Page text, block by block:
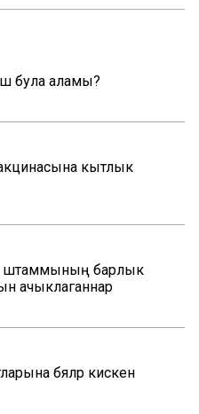
була аламы?
кытлык
штаммының барлык
ачыклаганнар
бәяләр кискен